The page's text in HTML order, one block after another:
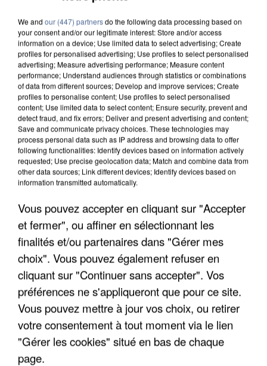
UN SECOND CADRE DE LA DZ MAFIA
INTERPELLÉ EN ALGÉRIE
We and our (447) partnersdo the following data processing based on
your consent and/or our legitimate interest: Store and/or access
information on a device; Use limited data to select advertising; Create
profiles for personalised advertising; Use profiles to select personalised
advertising; Measure advertising performance; Measure content
performance; Understand audiences through statistics or combinations
of data from different sources; Develop and improve services; Create
profiles to personalise content; Use profiles to select personalised
content; Use limited data to select content; Ensure security, prevent and
detect fraud, and fix errors; Deliver and present advertising and content;
Save and communicate privacy choices. These technologies may
process personal data such as IP address and browsing data to offer
following functionalities: Identify devices based on information actively
requested; Use precise geolocation data; Match and combine data from
other data sources; Link different devices; Identify devices based on
information transmitted automatically.
Vous pouvez accepter en cliquant sur "Accepter
et fermer", ou affiner en sélectionnant les
finalités et/ou partenaires dans "Gérer mes
choix". Vous pouvez également refuser en
cliquant sur "Continuer sans accepter". Vos
préférences ne s'appliqueront que pour ce site.
Vous pouvez mettre à jour vos choix, ou retirer
votre consentement à tout moment via le lien
"Gérer les cookies" situé en bas de chaque
page.